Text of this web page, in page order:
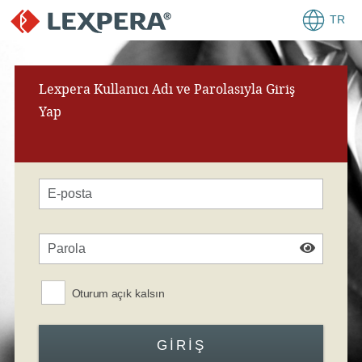
TR
Lexpera Kullanıcı Adı ve Parolasıyla Giriş
Yap
Oturum açık kalsın
GIRIŞ